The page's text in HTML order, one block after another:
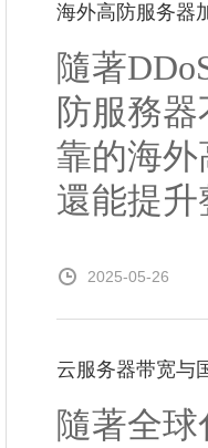
海外高防服务器
隨著
防服務
靠的海
還能提
2025-05-26
云服务器带宽与
隨著全